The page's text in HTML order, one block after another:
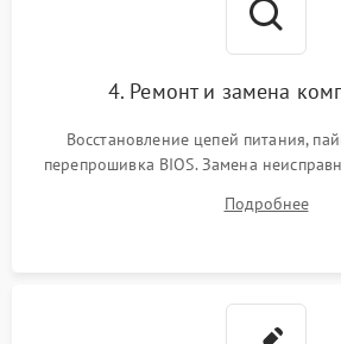
4. Ремонт и замена
Восстановление цепей питания,
перепрошивка BIOS. Замена
видеокарты, процессора или
восстановления и повышения
Подробнее